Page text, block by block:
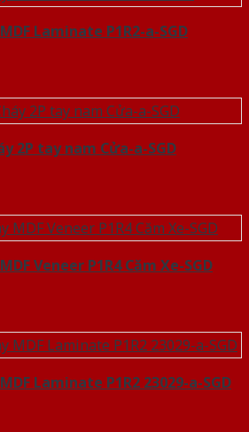
Laminate P1R2-a-SGD
2P tay nam Cửa-a-SGD
Veneer P1R4 Căm Xe-SGD
Laminate P1R2 23029-a-SGD